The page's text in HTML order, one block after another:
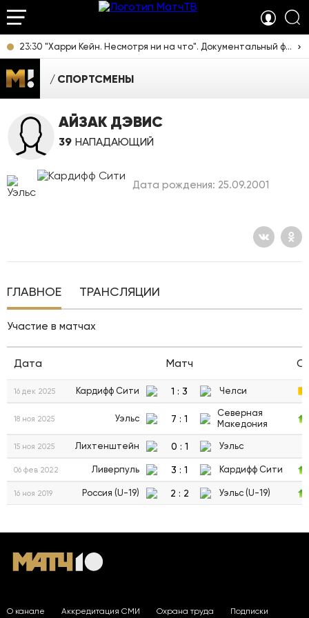
23:30 "Харри Кейн. Несмотря ни на что". Документальный фильм [12+]
СПОРТСМЕНЫ
АЙЗАК ДЭВИС
39 НАПАДАЮЩИЙ
Дата рождения: 25.09.2001
ГЛАВНОЕ ТРАНСЛЯЦИИ
Участие в матчах
Дата Матч
16 дек 2025 Кардифф Сити 1 : 3 Челси
18 ноя 2025 Уэльс 7 : 1
Северная
Македония
15 ноя 2025 Лихтенштейн 0 : 1 Уэльс
06 фев 2022 Ливерпуль 3 : 1 Кардифф Сити
16 ноя 2019 Россия (U-19) 2 : 2 Уэльс (U-19)
О канале Аккредитация СМИ Охрана труда Подписки